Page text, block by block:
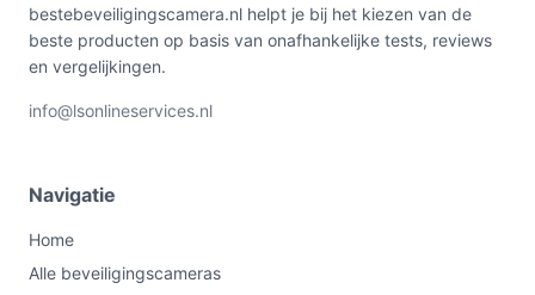
bestebeveiligingscamera.nl helpt je bij het kiezen van de
beste producten op basis van onafhankelijke tests, reviews
en vergelijkingen.
info@lsonlineservices.nl
Navigatie
Home
Alle beveiligingscameras